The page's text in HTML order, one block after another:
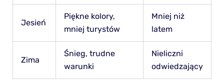
Jesień
Piękne kolory,
mniej turystów
Mniej niż
latem
Zima
Śnieg, trudne
warunki
Nieliczni
odwiedzający